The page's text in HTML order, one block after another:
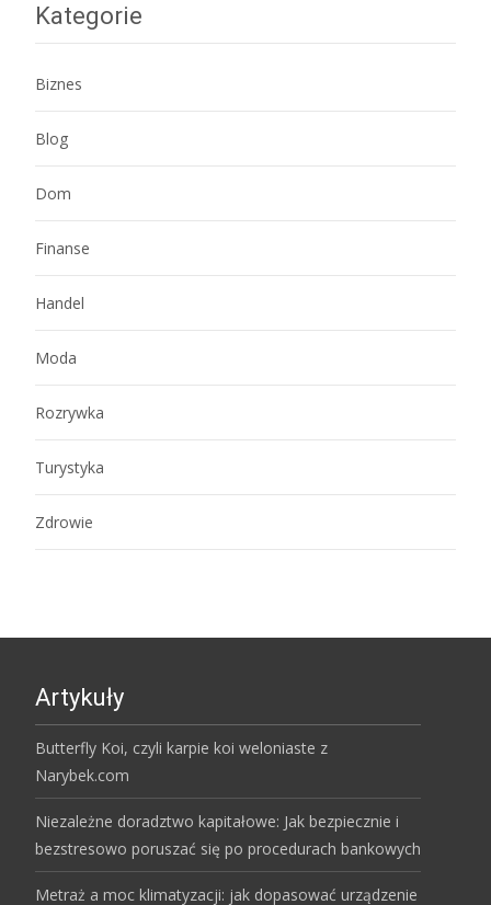
Kategorie
Biznes
Blog
Dom
Finanse
Handel
Moda
Rozrywka
Turystyka
Zdrowie
Artykuły
Butterfly Koi, czyli karpie koi weloniaste z
Narybek.com
Niezależne doradztwo kapitałowe: Jak bezpiecznie i
bezstresowo poruszać się po procedurach bankowych
Metraż a moc klimatyzacji: jak dopasować urządzenie